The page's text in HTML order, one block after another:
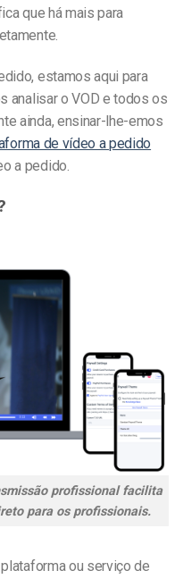
que há mais para
estamos aqui para
analisar o VOD e todos os
ainda, ensinar-lhe-emos
de vídeo a pedido
a pedido.
profissional facilita
para os profissionais.
ou serviço de